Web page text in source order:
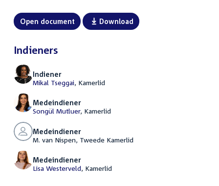
Open document Download
Indieners
Indiener
Mikal Tseggai, Kamerlid
Medeindiener
Songül Mutluer, Kamerlid
Medeindiener
M. van Nispen, Tweede Kamerlid
Medeindiener
Lisa Westerveld, Kamerlid